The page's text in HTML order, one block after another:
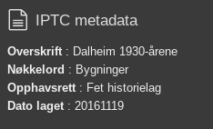
 IPTC metadata
Overskrift: Dalheim 1930-årene
Nøkkelord : Bygninger
Opphavsrett: Fet historielag
Dato laget: 20161119